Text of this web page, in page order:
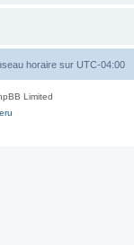
horaire sur UTC-04:00
Limited